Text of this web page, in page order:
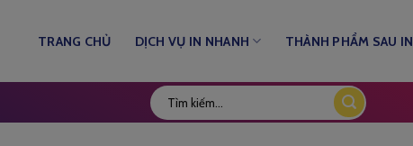
TRANG CHỦ DỊCH VỤ IN NHANH THÀNH PHẨM SAU IN